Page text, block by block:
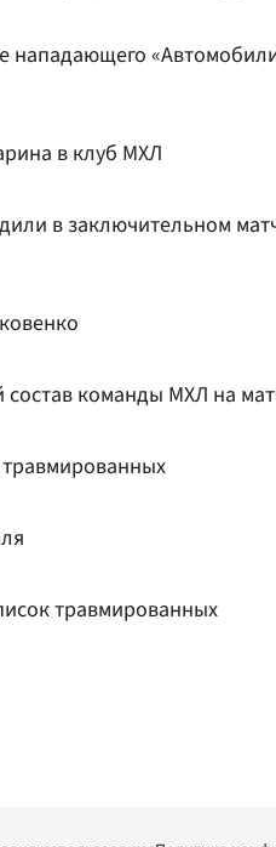
нападающего
в клуб МХЛ
в заключительном
команды МХЛ на
травмированных